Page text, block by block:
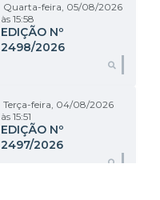
EDIÇÃO Nº
2498/2026
Quarta-feira 05/08/2026
15:58
EDIÇÃO Nº
2497/2026
Terça-feira 04/08/2026
15:51